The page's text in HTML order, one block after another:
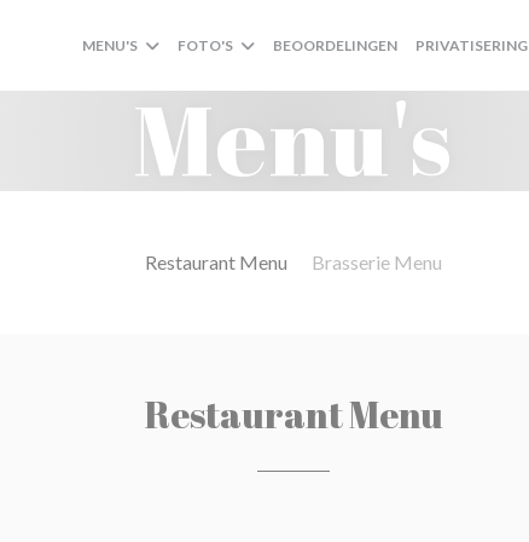
MENU'S FOTO'S BEOORDELINGEN PRIVATISERING
Menu's
Restaurant Menu Brasserie Menu
Restaurant Menu